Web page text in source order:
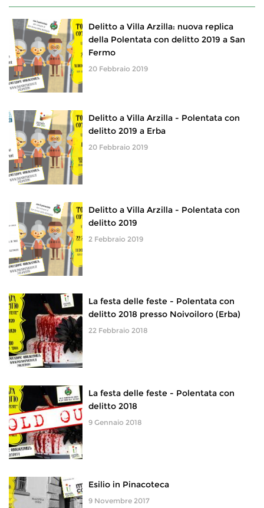
Delitto a Villa Arzilla: nuova replica
della Polentata con delitto 2019 a San
Fermo
20 Febbraio 2019
Delitto a Villa Arzilla - Polentata con
delitto 2019 a Erba
20 Febbraio 2019
Delitto a Villa Arzilla - Polentata con
delitto 2019
2 Febbraio 2019
La festa delle feste - Polentata con
delitto 2018 presso Noivoiloro (Erba)
22 Febbraio 2018
La festa delle feste - Polentata con
delitto 2018
9 Gennaio 2018
Esilio in Pinacoteca
9 Novembre 2017